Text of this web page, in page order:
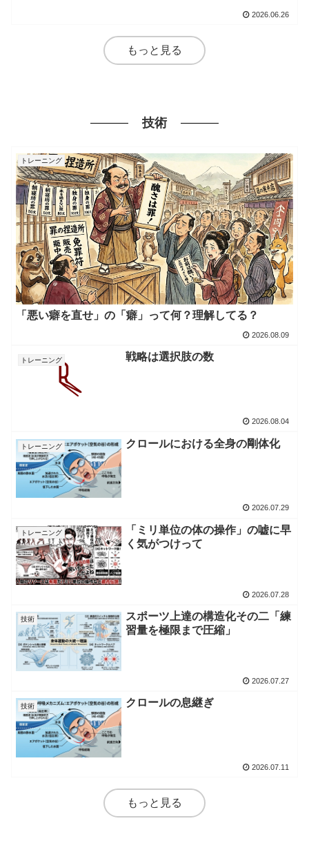
2026.06.26
もっと見る
技術
トレーニング
「悪い癖を直せ」の「癖」って何？理解してる？
2026.08.09
トレーニング 戦略は選択肢の数
2026.08.04
トレーニング クロールにおける全身の剛体化
2026.07.29
トレーニング
「ミリ単位の体の操作」の嘘に早
く気がつけって
2026.07.28
技術
スポーツ上達の構造化その二「練
習量を極限まで圧縮」
2026.07.27
技術 クロールの息継ぎ
2026.07.11
もっと見る